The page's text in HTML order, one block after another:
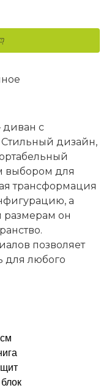
с
дизайн,
выбором для
трансформация
а
размерам он
позволяет
для любого